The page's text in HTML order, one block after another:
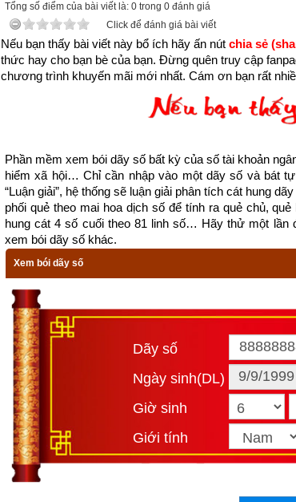
2. Luận tính cách, hình dáng, sở thích con nhà
Về tính cách người có mệnh Bạch đế có giỏi tâm lý,
lý luận và quyến rũ bạn bè theo ý kiến của mình. Mặc
họ có thể để lộ ra mình là người ích kỷ, cao ngạo, chỉ
nhiên, cũng chính bởi họ quá khéo léo nên chỉ cần
Về hình dáng con nhà Bạch đế thường nhỏ người
nhắn, da trắng, môi đỏ, mắt sáng, giọng nói nhẹ
thanh tú, là mỹ nam mỹ nữ hiếm có.
Về sở thích Nam mệnh con nhà Bạch đế
có nhiều
nhúng tay vào làm cả những việc trái với pháp luật.
Nữ mệnh con nhà Bạch Đế
không phải là người giàu
cảm của người khác để làm lợi cho mình, dùng tình
giàu có sa hoa, luôn mong muốn có được sự nghiệp
thành nguyện vọng, cho nên cũng dám làm đến
3. Luận giải vận mệnh con nhà Bạch đế (白帝)
Tổng số điểm của bài viết là: 0 trong 0 đánh giá
Click để đánh giá bài viết
Nếu bạn thấy bài viết này bổ ích hãy ấn nút chia sẻ
thức hay cho bạn bè của bạn. Đừng quên truy cập
chương trình khuyến mãi mới nhất. Cám ơn bạn rất
Phần mềm xem bói dãy số bất kỳ của số tài khoản
hiểm xã hội… Chỉ cần nhập vào một dãy số và bát
“Luận giải”, hệ thống sẽ luận giải phân tích cát hung
phối quẻ theo mai hoa dịch số để tính ra quẻ chủ,
hung cát 4 số cuối theo 81 linh số… Hãy thử một
xem bói dãy số khác.
Xem bói dãy số
Dãy số
Ngày sinh(DL)
Giờ sinh
Giới tính